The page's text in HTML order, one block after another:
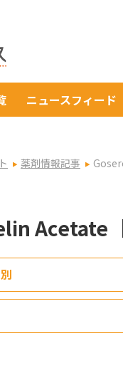
ニュースフィード
薬剤情報記事
Acetate［